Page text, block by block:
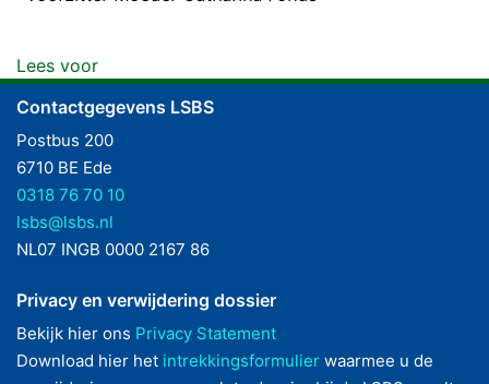
Lees voor
Contactgegevens LSBS
Postbus 200
6710 BE Ede
0318 76 70 10
lsbs@lsbs.nl
NL07 INGB 0000 2167 86
Privacy en verwijdering dossier
Bekijk hier ons Privacy Statement
Download hier het intrekkingsformulier waarmee u de